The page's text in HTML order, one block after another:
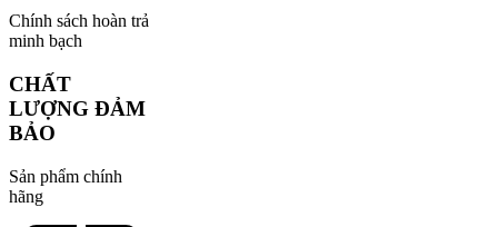
Chính sách hoàn trả
minh bạch
CHẤT
LƯỢNG ĐẢM
BẢO
Sản phẩm chính
hãng